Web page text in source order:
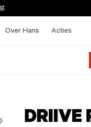
Over Hans Acties
DRIIVE